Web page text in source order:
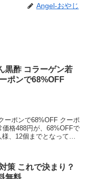
Angel-おやじ
黒酢 コラーゲン若
ポンで68%OFF
ーポンで68%OFF クーポ
格488円が、68%OFFで
、12個までとなってい
策 これで決まり？
無料